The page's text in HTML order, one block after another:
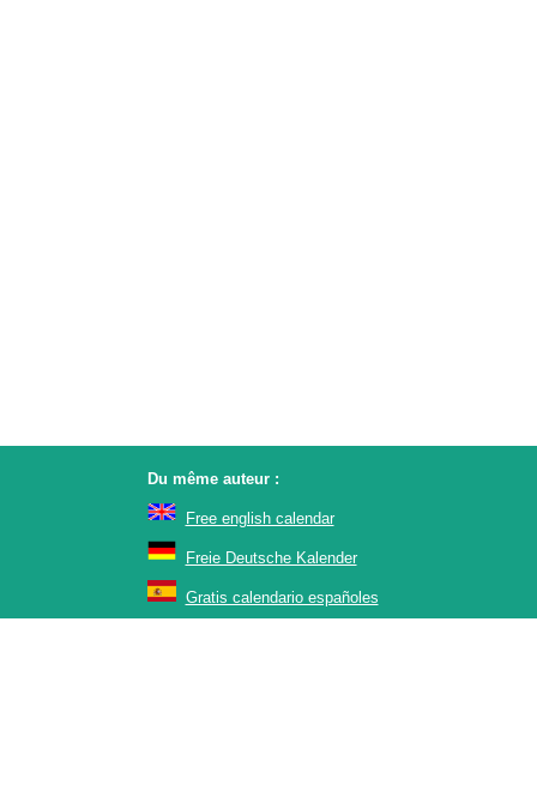
Du même auteur :
Free english calendar
Freie Deutsche Kalender
Gratis calendario españoles